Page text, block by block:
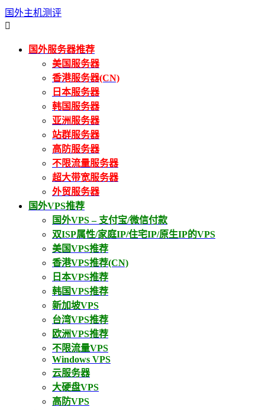
国外主机测评

国外服务器推荐
美国服务器
香港服务器(CN)
日本服务器
韩国服务器
亚洲服务器
站群服务器
高防服务器
不限流量服务器
超大带宽服务器
外贸服务器
国外VPS推荐
国外VPS – 支付宝/微信付款
双ISP属性/家庭IP/住宅IP/原生IP的VPS
美国VPS推荐
香港VPS推荐(CN)
日本VPS推荐
韩国VPS推荐
新加坡VPS
台湾VPS推荐
欧洲VPS推荐
不限流量VPS
Windows VPS
云服务器
大硬盘VPS
高防VPS